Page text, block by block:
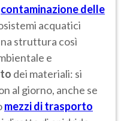
contaminazione delle
acquatici
struttura così
e
dei materiali: si
al giorno, anche se
mezzi di trasporto